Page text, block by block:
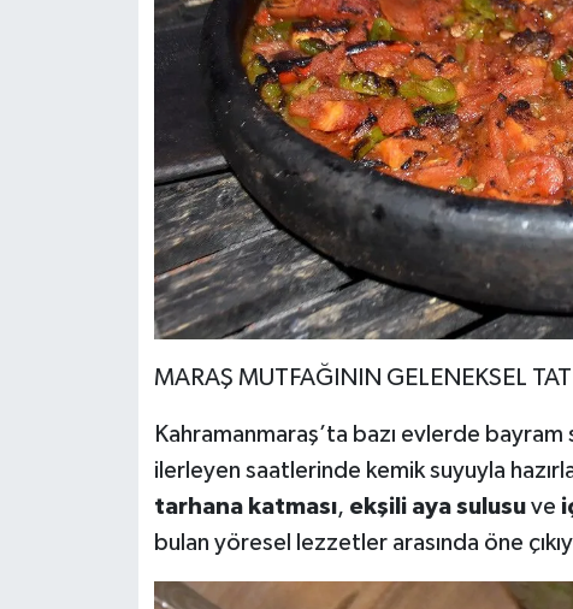
MARAŞ MUTFAĞININ GELENEKSEL
Kahramanmaraş’ta bazı evlerde bayram
ilerleyen saatlerinde kemik suyuyla
tarhana katması, ekşili aya sulusuve
bulan yöresel lezzetler arasında öne